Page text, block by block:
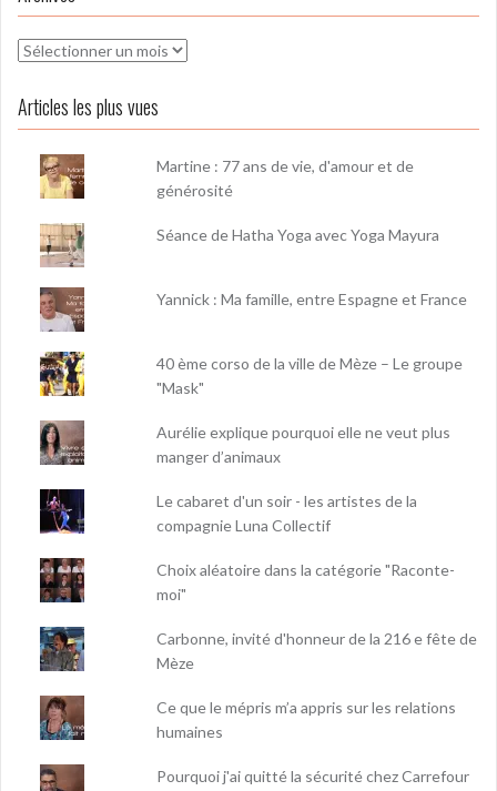
Archives
Articles les plus vues
Martine : 77 ans de vie, d'amour et de
générosité
Séance de Hatha Yoga avec Yoga Mayura
Yannick : Ma famille, entre Espagne et France
40 ème corso de la ville de Mèze – Le groupe
"Mask"
Aurélie explique pourquoi elle ne veut plus
manger d’animaux
Le cabaret d'un soir - les artistes de la
compagnie Luna Collectif
Choix aléatoire dans la catégorie "Raconte-
moi"
Carbonne, invité d'honneur de la 216 e fête de
Mèze
Ce que le mépris m’a appris sur les relations
humaines
Pourquoi j'ai quitté la sécurité chez Carrefour